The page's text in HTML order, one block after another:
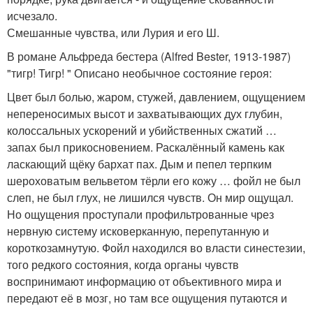
исчезало.
Смешанные чувства, или Лурия и его Ш.
В романе Альфреда бестера (Alfred Bester, 1913-1987)
"тигр! Тигр! " Описано необычное состояние героя:
Цвет был болью, жаром, стужей, давлением, ощущением
непереносимых высот и захватывающих дух глубин,
колоссальных ускорений и убийственных сжатий …
запах был прикосновением. Раскалённый камень как
ласкающий щёку бархат пах. Дым и пепел терпким
шероховатым вельветом тёрли его кожу … фойл не был
слеп, не был глух, не лишился чувств. Он мир ощущал.
Но ощущения проступали профильтрованные чрез
нервную систему исковерканную, перепутанную и
короткозамнутую. Фойл находился во власти синестезии,
того редкого состояния, когда органы чувств
воспринимают информацию от объективного мира и
передают её в мозг, но там все ощущения путаются и